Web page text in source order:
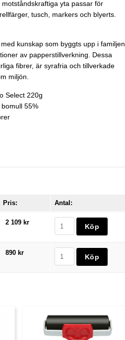
yta passar för
tusch, markers och blyerts.
kunskap som byggts upp i familjen
av papperstillverkning. Dessa
fibrer, är syrafria och tillverkade
miljön.
Select 220g
55%
Pris: Antal:
2 109 kr
890 kr